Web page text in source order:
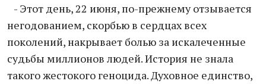
- Этот день, 22 июня, по-прежнему отзывается
негодованием, скорбью в сердцах всех
поколений, накрывает болью за искалеченные
судьбы миллионов людей. История не знала
такого жестокого геноцида. Духовное единство,